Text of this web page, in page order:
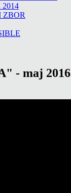
ZBOR
- maj 2016